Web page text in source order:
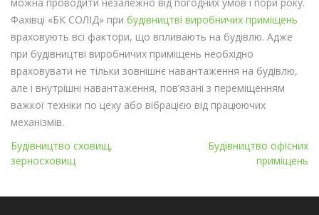
можна проводити незалежно від погодних умов і пори року.
Фахівці «БК СОЛІД» при будівництві виробничих приміщень
враховують всі фактори, що впливають на будівлю. Адже
при будівництві виробничих приміщень необхідно
враховувати не тільки зовнішнє навантаження на будівлю,
але і внутрішні навантаження, пов’язані з переміщенням
важкої техніки по цеху або вібрацією від працюючих
механізмів.
Навігація
записів
Будівництво сховищ,
зерносховищ
Будівництво офісних
приміщень